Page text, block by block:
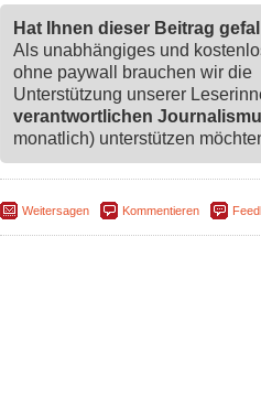
Hat Ihnen dieser Beitrag
Als unabhängiges und
ohne paywall brauchen wir die
Unterstützung unserer
verantwortlichen
monatlich) unterstützen
Weitersagen Kommentieren